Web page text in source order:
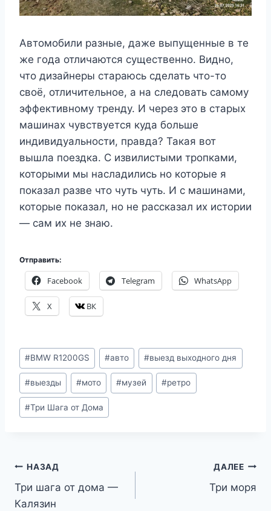
Автомобили разные, даже выпущенные в те
же года отличаются существенно. Видно,
что дизайнеры стараюсь сделать что-то
своё, отличительное, а на следовать самому
эффективному тренду. И через это в старых
машинах чувствуется куда больше
индивидуальности, правда? Такая вот
вышла поездка. С извилистыми тропками,
которыми мы насладились но которые я
показал разве что чуть чуть. И с машинами,
которые показал, но не рассказал их истории
— сам их не знаю.
Отправить:
Facebook Telegram WhatsApp
X ВК
Метки
записи:
#BMW R1200GS #авто #выезд выходного дня
#выезды #мото #музей #ретро
#Три Шага от Дома
Навигация
по
НАЗАД
Три шага от дома —
Калязин
ДАЛЕЕ
Три моря